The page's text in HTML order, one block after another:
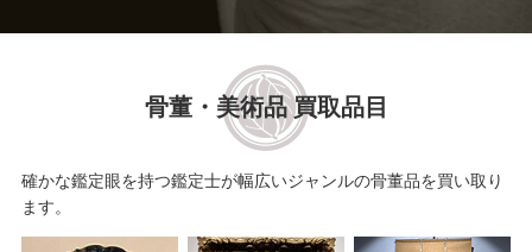
真清水 蔵六
鈴木 盛久
肥沼 美智雄
骨董・美術品 買取品目
確かな鑑定眼を持つ鑑定士が幅広いジャンルの骨董品を買い取り
ます。